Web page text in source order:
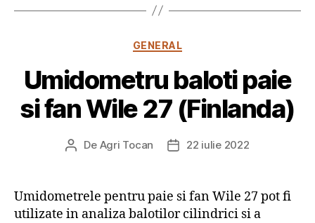
Categorii
GENERAL
Umidometru baloti paie
si fan Wile 27 (Finlanda)
Autor
De Agri Tocan
Dată22 iulie 2022
Umidometrele pentru paie si fan Wile 27 pot fi
utilizate in analiza balotilor cilindrici si a